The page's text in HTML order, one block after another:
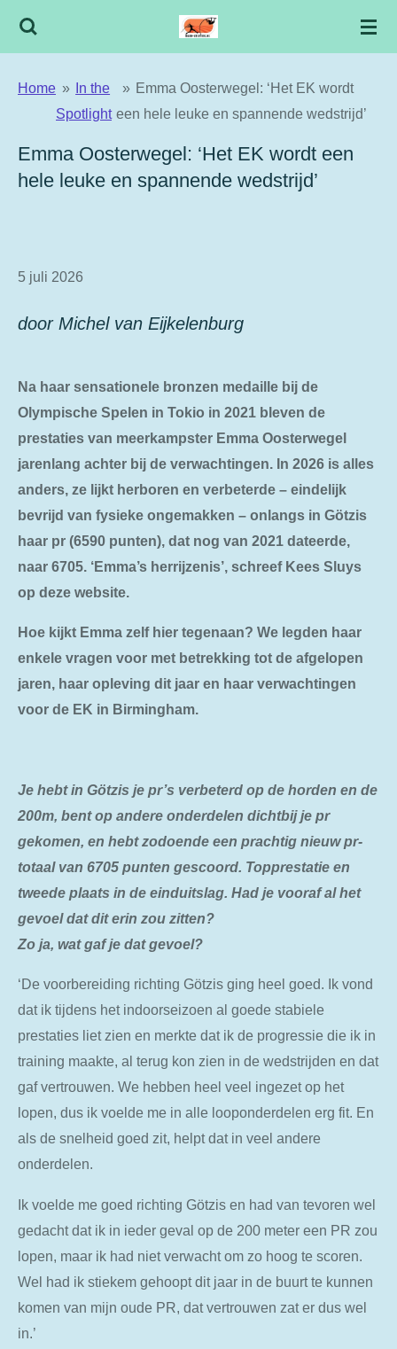
Ga
de
hoofdinhoud
Home » In the
Spotlight
» Emma Oosterwegel: ‘Het EK wordt
een hele leuke en spannende wedstrijd’
Emma Oosterwegel: ‘Het EK wordt een
hele leuke en spannende wedstrijd’
5 juli 2026
door Michel van Eijkelenburg
Na haar sensationele bronzen medaille bij de
Olympische Spelen in Tokio in 2021 bleven de
prestaties van meerkampster Emma Oosterwegel
jarenlang achter bij de verwachtingen. In 2026 is alles
anders, ze lijkt herboren en verbeterde – eindelijk
bevrijd van fysieke ongemakken – onlangs in Götzis
haar pr (6590 punten), dat nog van 2021 dateerde,
naar 6705. ‘Emma’s herrijzenis’, schreef Kees Sluys
op deze website.
Hoe kijkt Emma zelf hier tegenaan? We legden haar
enkele vragen voor met betrekking tot de afgelopen
jaren, haar opleving dit jaar en haar verwachtingen
voor de EK in Birmingham.
Je hebt in Götzis je pr’s verbeterd op de horden en de
200m, bent op andere onderdelen dichtbij je pr
gekomen, en hebt zodoende een prachtig nieuw pr-
totaal van 6705 punten gescoord. Topprestatie en
tweede plaats in de einduitslag. Had je vooraf al het
gevoel dat dit erin zou zitten?
Zo ja, wat gaf je dat gevoel?
‘De voorbereiding richting Götzis ging heel goed. Ik vond
dat ik tijdens het indoorseizoen al goede stabiele
prestaties liet zien en merkte dat ik de progressie die ik in
training maakte, al terug kon zien in de wedstrijden en dat
gaf vertrouwen. We hebben heel veel ingezet op het
lopen, dus ik voelde me in alle looponderdelen erg fit. En
als de snelheid goed zit, helpt dat in veel andere
onderdelen.
Ik voelde me goed richting Götzis en had van tevoren wel
gedacht dat ik in ieder geval op de 200 meter een PR zou
lopen, maar ik had niet verwacht om zo hoog te scoren.
Wel had ik stiekem gehoopt dit jaar in de buurt te kunnen
komen van mijn oude PR, dat vertrouwen zat er dus wel
in.’